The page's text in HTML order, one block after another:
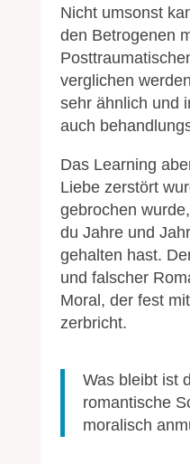
Nicht umsonst
den Betrogenen
verglichen
sehr ähnlich und
auch
Das Learning
Liebe zerstört
gebrochen
du Jahre und
gehalten hast.
und falscher
Moral, der fest
zerbricht.
Was bleibt ist
romantische
moralisch